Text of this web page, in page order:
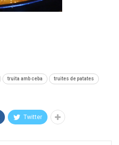
truita amb ceba truites de patates
Twitter